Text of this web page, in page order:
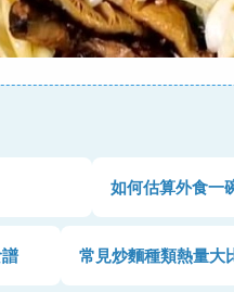
如何估算外食一
常見炒麵種類熱量大